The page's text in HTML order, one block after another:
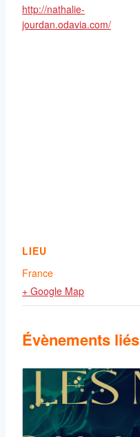
http://nathalie-
jourdan.odavia.com/
LIEU
France
+ Google Map
Évènements liés